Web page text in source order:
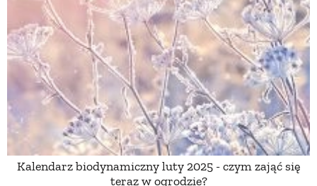
Kalendarz biodynamiczny luty 2025 - czym zająć się
teraz w ogrodzie?